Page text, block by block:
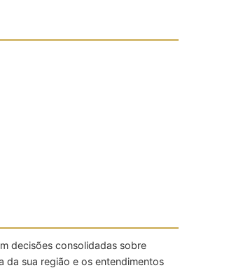
decisões consolidadas sobre
da sua região e os entendimentos